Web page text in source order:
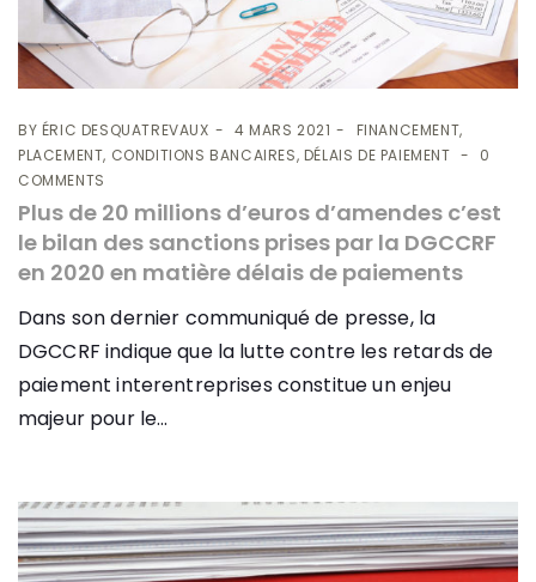
BY ÉRIC DESQUATREVAUX 4 MARS 2021
FINANCEMENT,
PLACEMENT, CONDITIONS BANCAIRES, DÉLAIS DE PAIEMENT
0
COMMENTS
Plus de 20 millions d’euros d’amendes c’est
le bilan des sanctions prises par la DGCCRF
en 2020 en matière délais de paiements
Dans son dernier communiqué de presse, la
DGCCRF indique que la lutte contre les retards de
paiement interentreprises constitue un enjeu
majeur pour le...